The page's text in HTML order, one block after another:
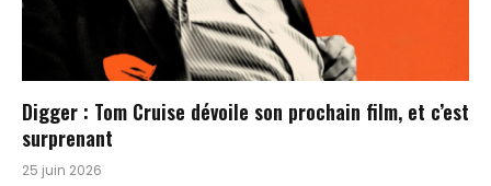
Digger : Tom Cruise dévoile son prochain film, et c’est
surprenant
25 juin 2026